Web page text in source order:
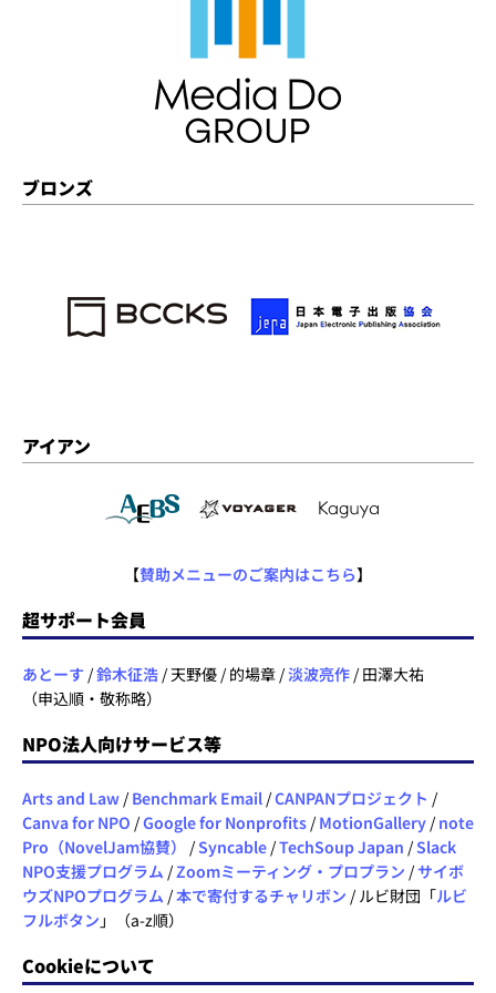
ブロンズ
アイアン
【賛助メニューのご案内はこちら】
超サポート会員
あとーす /鈴木征浩 / 天野優 / 的場章 /淡波亮作 / 田澤大祐
（申込順・敬称略）
NPO法人向けサービス等
Arts and Law / Benchmark Email /CANPANプロジェクト /
Canva for NPO /Google for Nonprofits / MotionGallery / note
Pro（NovelJam協賛）
/Syncable /TechSoup Japan /Slack
NPO支援プログラム /Zoomミーティング・プロプラン /サイボ
ウズNPOプログラム /本で寄付するチャリボン / ルビ財団「ルビ
フルボタン 」（a-z順）
Cookieについて